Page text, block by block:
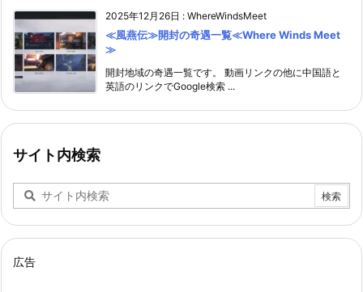
2025年12月26日 : WhereWindsMeet
≪風燕伝≫開封の奇遇一覧≪Where Winds Meet
≫
開封地域の奇遇一覧です。 動画リンクの他に中国語と
英語のリンクでGoogle検索 ...
サイト内検索
広告